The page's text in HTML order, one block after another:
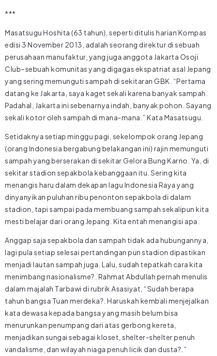
***
Masatsugu Hoshita (63 tahun), seperti ditulis harian Kompas
edisi 3 November 2013, adalah seorang direktur di sebuah
perusahaan manufaktur, yang juga anggota Jakarta Osoji
Club–sebuah komunitas yang digagas ekspatriat asal Jepang
yang sering memunguti sampah di sekitaran GBK. “Pertama
datang ke Jakarta, saya kaget sekali karena banyak sampah.
Padahal, Jakarta ini sebenarnya indah, banyak pohon. Sayang
sekali kotor oleh sampah di mana-mana.” Kata Masatsugu.
Setidaknya setiap minggu pagi, sekelompok orang Jepang
(orang Indonesia bergabung belakangan ini) rajin memunguti
sampah yang berserakan di sekitar Gelora Bung Karno. Ya, di
sekitar stadion sepakbola kebanggaan itu. Sering kita
menangis haru dalam dekapan lagu Indonesia Raya yang
dinyanyikan puluhan ribu penonton sepakbola di dalam
stadion, tapi sampai pada membuang sampah sekalipun kita
mesti belajar dari orang Jepang. Kita entah menangisi apa.
Anggap saja sepakbola dan sampah tidak ada hubungannya,
lagi pula setiap selesai pertandingan pun stadion dipastikan
menjadi lautan sampah juga. Lalu, sudah tepatkah cara kita
menimbang nasionalisme?. Rahmat Abdullah pernah menulis
dalam majalah Tarbawi di rubrik Asasiyat, “Sudah berapa
tahun bangsa Tuan merdeka?. Haruskah kembali menjejalkan
kata dewasa kepada bangsa yang masih belum bisa
menurunkan penumpang dari atas gerbong kereta,
menjadikan sungai sebagai kloset, shelter-shelter penuh
vandalisme, dan wilayah niaga penuh licik dan dusta?.”